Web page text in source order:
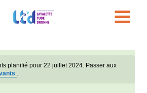
planifié pour 22 juillet 2024. Passer aux
.